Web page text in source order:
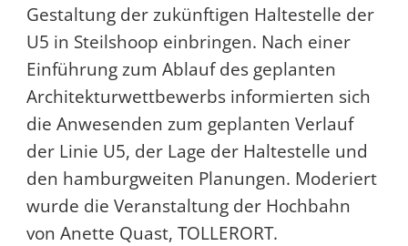
Gestaltung der zukünftigen Haltestelle der
U5 in Steilshoop einbringen. Nach einer
Einführung zum Ablauf des geplanten
Architekturwettbewerbs informierten sich
die Anwesenden zum geplanten Verlauf
der Linie U5, der Lage der Haltestelle und
den hamburgweiten Planungen. Moderiert
wurde die Veranstaltung der Hochbahn
von Anette Quast, TOLLERORT.